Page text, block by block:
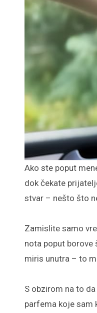
Ako ste poput mene, auto nije samo prevozno sredstvo. To je vaša mini kancelarija, muzički studio, ili čak povremeni kafić
dok čekate
stvar – nešto što
Zamislite samo
nota poput borove
miris unutra – to
S obzirom na to
parfema koje sam